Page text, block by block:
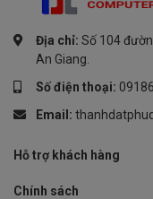
Địa chỉ: Số 104
An Giang.
Số điện thoại:
Email:
Hỗ trợ khách hàng
Chính sách